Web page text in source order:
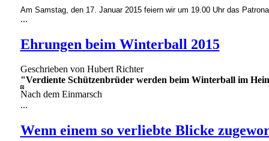
Am Samstag, den 17. Januar 2015 feiern wir um 19.00 Uhr das
...
Ehrungen beim Winterball 2015
Geschrieben von Hubert Richter
"Verdiente Schützenbrüder werden beim Winterball im
Nach dem Einmarsch
...
Wenn einem so verliebte Blicke